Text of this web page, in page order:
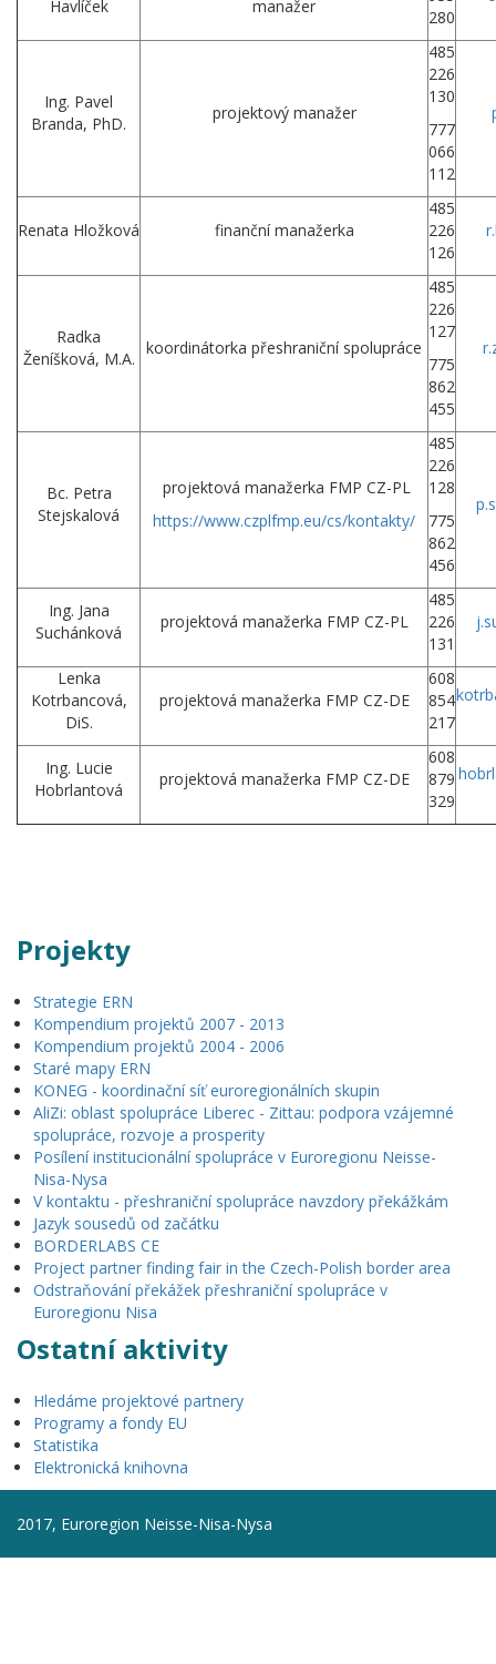
Havlíček manažer
280
Ing. Pavel
Branda, PhD.
projektový manažer
485
226
130
777
066
112
Renata Hložková finanční manažerka
485
226
126
Radka
Ženíšková, M.A.
koordinátorka přeshraniční spolupráce
485
226
127
775
862
455
Bc. Petra
Stejskalová
projektová manažerka FMP CZ-PL
https://www.czplfmp.eu/cs/kontakty/
485
226
128
775
862
456
Ing. Jana
Suchánková
projektová manažerka FMP CZ-PL
485
226
131
Lenka
Kotrbancová,
DiS.
projektová manažerka FMP CZ-DE
608
854
217
Ing. Lucie
Hobrlantová
projektová manažerka FMP CZ-DE
608
879
329
Projekty
Strategie ERN
Kompendium projektů 2007 - 2013
Kompendium projektů 2004 - 2006
Staré mapy ERN
KONEG - koordinační síť euroregionálních skupin
AliZi: oblast spolupráce Liberec - Zittau: podpora vzájemné
spolupráce, rozvoje a prosperity
Posílení institucionální spolupráce v Euroregionu Neisse-
Nisa-Nysa
V kontaktu - přeshraniční spolupráce navzdory překážkám
Jazyk sousedů od začátku
BORDERLABS CE
Project partner finding fair in the Czech-Polish border area
Odstraňování překážek přeshraniční spolupráce v
Euroregionu Nisa
Ostatní aktivity
Hledáme projektové partnery
Programy a fondy EU
Statistika
Elektronická knihovna
2017, Euroregion Neisse-Nisa-Nysa